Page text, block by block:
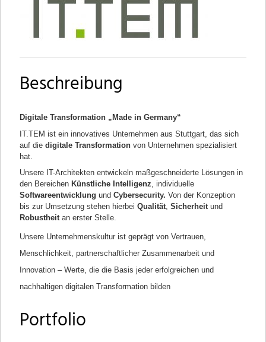
Beschreibung
Digitale Transformation „Made in Germany“
IT.TEM ist ein innovatives Unternehmen aus Stuttgart, das sich
auf die digitale Transformation von Unternehmen spezialisiert
hat.
Unsere IT-Architekten entwickeln maßgeschneiderte Lösungen in
den Bereichen Künstliche Intelligenz, individuelle
Softwareentwicklung und Cybersecurity. Von der Konzeption
bis zur Umsetzung stehen hierbei Qualität, Sicherheitund
Robustheitan erster Stelle.
Unsere Unternehmenskultur ist geprägt von Vertrauen,
Menschlichkeit, partnerschaftlicher Zusammenarbeit und
Innovation – Werte, die die Basis jeder erfolgreichen und
nachhaltigen digitalen Transformation bilden
Portfolio